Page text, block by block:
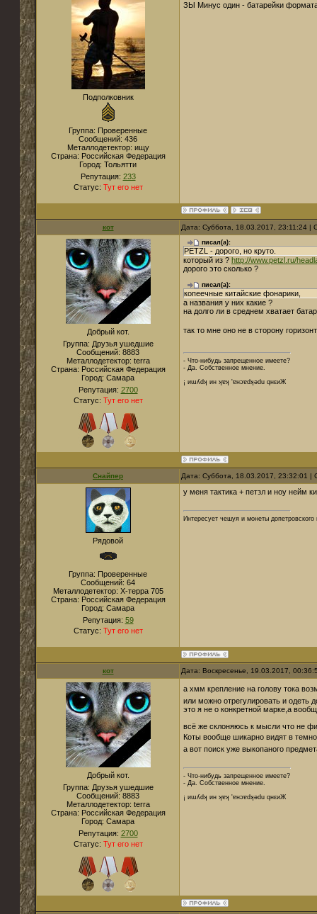
Подполковник
Группа: Проверенные
Сообщений: 436
Металлодетектор: ищу
Страна: Российская Федерация
Город: Тольятти
Репутация: 233
Статус: Тут его нет
ЗЫ Минус один - батарейки
кот Дата: Суббота, 18.03.2017, 23:11:24
Добрый кот.
Группа: Друзья ушедшие
Сообщений: 8883
Металлодетектор: terra
Страна: Российская Федерация
Город: Cамара
Репутация: 2700
Статус: Тут его нет
писал(а):
PETZL - дорого, но круто.
который из ? http://www.petzl.ru/
дорого это сколько ?
писал(а):
копеечные китайские фонарики,
а названия у них какие ?
на долго ли в среднем хватает
так то мне оно не в сторону
- Что-нибудь запрещенное имеете?
- Да. Собственное мнение.
¡ иɯʎdʞ ин ʞɐʞ 'ɐнɔɐdʞǝdu qнεиЖ
Снайпер Дата: Суббота, 18.03.2017, 23:32:01
Рядовой
Группа: Проверенные
Сообщений: 64
Металлодетектор: Х-терра 705
Страна: Российская Федерация
Город: Самара
Репутация: 59
Статус: Тут его нет
у меня тактика + петзл и ноу нейм
Интересует чешуя и монеты допетровского
кот Дата: Воскресенье, 19.03.2017,
Добрый кот.
Группа: Друзья ушедшие
Сообщений: 8883
Металлодетектор: terra
Страна: Российская Федерация
Город: Cамара
Репутация: 2700
Статус: Тут его нет
а хмм крепление на голову тока
или можно отрегулировать и одеть
это я не о конкретной марке,а
всё же склоняюсь к мысли что не
Коты вообще шикарно видят в
а вот поиск уже выкопаного
- Что-нибудь запрещенное имеете?
- Да. Собственное мнение.
¡ иɯʎdʞ ин ʞɐʞ 'ɐнɔɐdʞǝdu qнεиЖ